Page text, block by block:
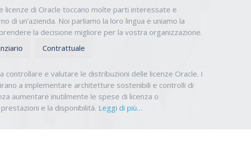
licenze di Oracle toccano molte parti interessate e
di un’azienda. Noi parliamo la loro lingua e uniamo la
la decisione migliore per la vostra organizzazione.
Contrattuale
controllare e valutare le distribuzioni delle licenze Oracle. I
a implementare architetture sostenibili e controlli di
aumentare inutilmente le spese di licenza o
e la disponibilità. Leggi di più…